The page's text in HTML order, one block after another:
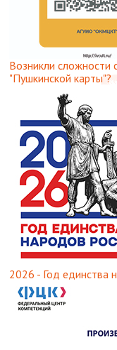
Возникли сложности
"Пушкинской карты"?
2026 - Год единства